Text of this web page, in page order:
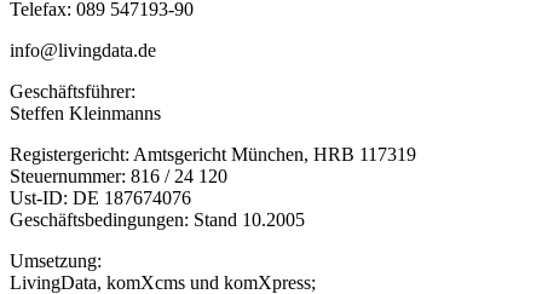
Telefax: 089 547193-90
info@livingdata.de
Geschäftsführer:
Steffen Kleinmanns
Registergericht: Amtsgericht München, HRB 117319
Steuernummer: 816 / 24 120
Ust-ID: DE 187674076
Geschäftsbedingungen: Stand 10.2005
Umsetzung:
LivingData, komXcms und komXpress;